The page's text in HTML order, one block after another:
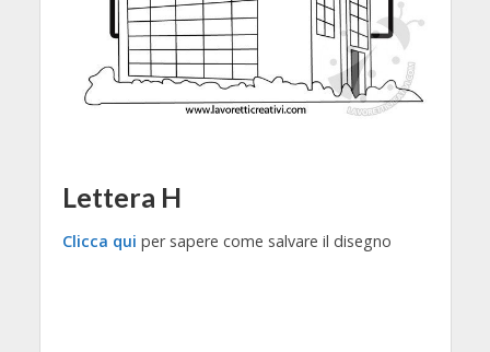
Lettera H
Clicca qui per sapere come salvare il disegno